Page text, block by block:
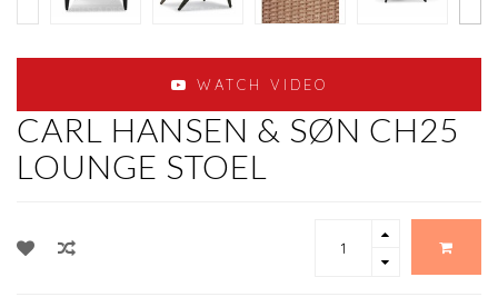
WATCH VIDEO
CARL HANSEN & SØN CH25
LOUNGE STOEL